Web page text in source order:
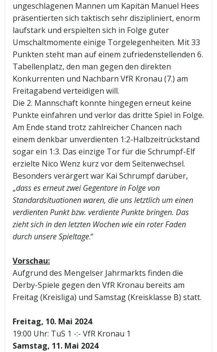
ungeschlagenen Mannen um Kapitän Manuel Hees
präsentierten sich taktisch sehr diszipliniert, enorm
laufstark und erspielten sich in Folge guter
Umschaltmomente einige Torgelegenheiten. Mit 33
Punkten steht man auf einem zufriedenstellenden 6.
Tabellenplatz, den man gegen den direkten
Konkurrenten und Nachbarn VfR Kronau (7.) am
Freitagabend verteidigen will.
Die 2. Mannschaft konnte hingegen erneut keine
Punkte einfahren und verlor das dritte Spiel in Folge.
Am Ende stand trotz zahlreicher Chancen nach
einem denkbar unverdienten 1:2-Halbzeitrückstand
sogar ein 1:3. Das einzige Tor für die Schrumpf-Elf
erzielte Nico Wenz kurz vor dem Seitenwechsel.
Besonders verärgert war Kai Schrumpf darüber,
„dass es erneut zwei Gegentore in Folge von
Standardsituationen waren, die uns letztlich um einen
verdienten Punkt bzw. verdiente Punkte bringen. Das
zieht sich in den letzten Wochen wie ein roter Faden
durch unsere Spieltage.“
Vorschau:
Aufgrund des Mengelser Jahrmarkts finden die
Derby-Spiele gegen den VfR Kronau bereits am
Freitag (Kreisliga) und Samstag (Kreisklasse B) statt.
Freitag, 10. Mai 2024
19:00 Uhr: TuS 1 -:- VfR Kronau 1
Samstag, 11. Mai 2024